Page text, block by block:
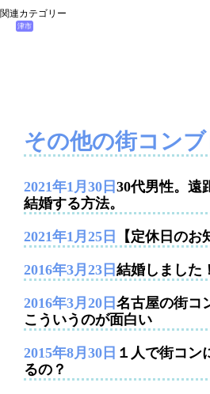
関連カテゴリー
津市
その他の街コン
2021年1月30日 30代男性。遠
結婚する方法。
2021年1月25日 【定休日のお
2016年3月23日 結婚しました
2016年3月20日 名古屋の街コ
こういうのが面白い
2015年8月30日 １人で街コン
るの？